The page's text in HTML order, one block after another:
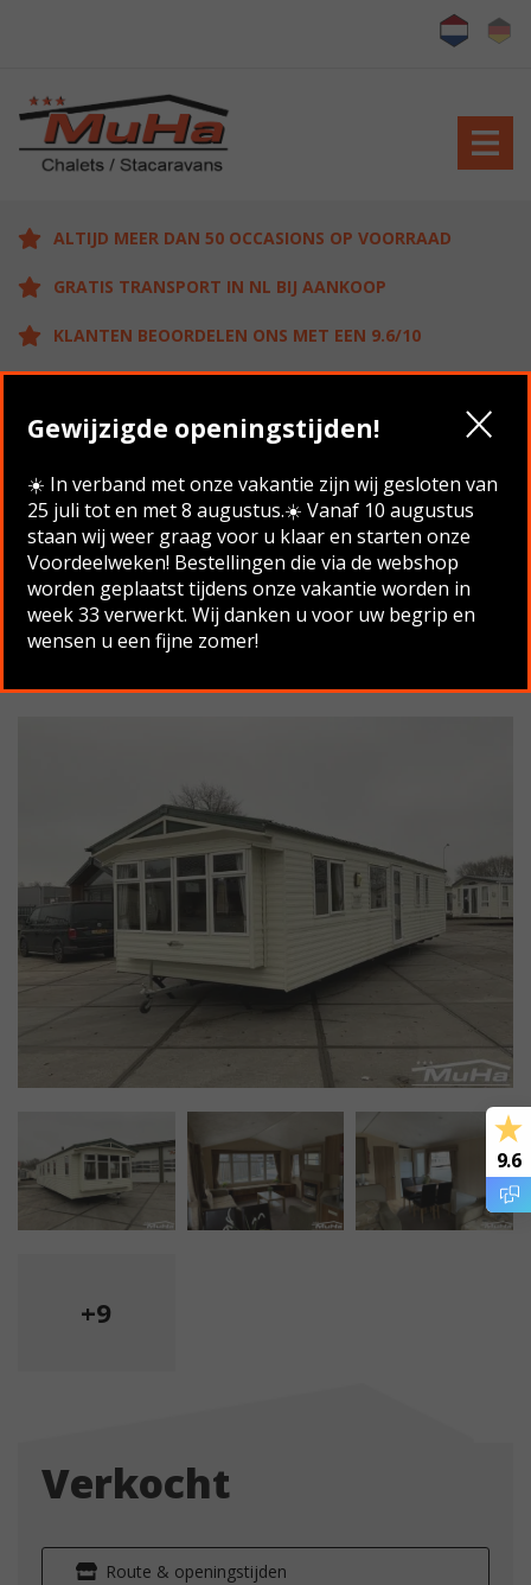
ALTIJD MEER DAN 50 OCCASIONS OP VOORRAAD
GRATIS TRANSPORT IN NL BIJ AANKOOP
KLANTEN BEOORDELEN ONS MET EEN 9.6/10
Home/ Aanbod / Willerby Salisbury DG CV 11.70 x 3.70 , 3
Terug naar overzicht
WILLERBY SALISBURY DG CV
11.70 X 3.70 , 3 SLAAPKAMERS
+9
Verkocht
Route & openingstijden
Gewijzigde openingstijden!
☀️ In verband met onze vakantie zijn wij gesloten van
25 juli tot en met 8 augustus.☀️ Vanaf 10 augustus
staan wij weer graag voor u klaar en starten onze
Voordeelweken! Bestellingen die via de webshop
worden geplaatst tijdens onze vakantie worden in
week 33 verwerkt. Wij danken u voor uw begrip en
wensen u een fijne zomer!
9.6